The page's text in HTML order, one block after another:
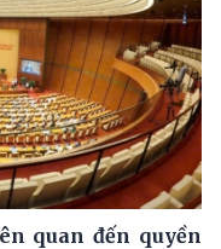
quan đến quyền